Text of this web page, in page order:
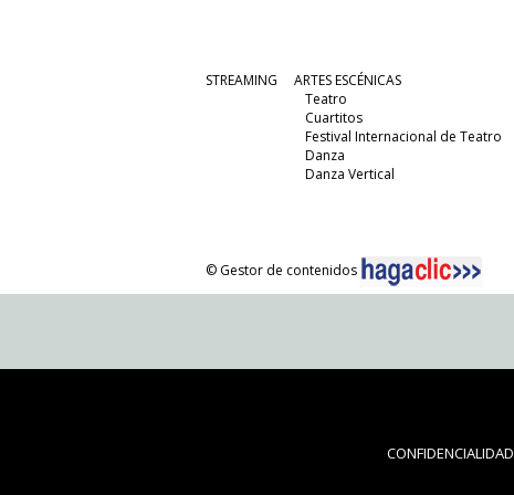
STREAMING
ARTES ESCÉNICAS
Teatro
Cuartitos
Festival Internacional de Teatro
Danza
Danza Vertical
© Gestor de contenidos
CONFIDENCIALIDAD